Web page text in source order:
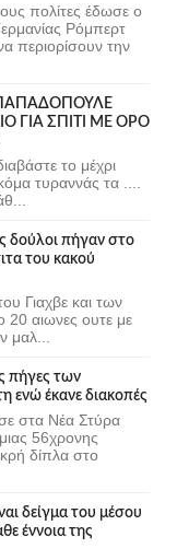
πολίτες έδωσε ο
Ρόμπερτ
περιορίσουν την
ΠΑΠΑΔΟΠΟΥΛΕ
ΓΙΑ ΣΠΙΤΙ ΜΕ ΟΡΟ
το μέχρι
τυραννάς τα ....
δούλοι πήγαν στο
του κακού
Γιαχβε και των
αιωνες ουτε με
μαλ...
πήγες των
ενώ έκανε διακοπές
στα Νέα Στύρα
56χρονης
δίπλα στο
δείγμα του μέσου
έννοια της